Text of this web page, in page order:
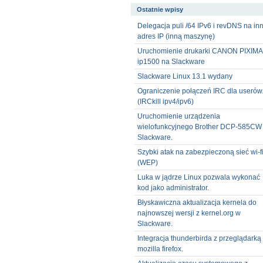
Ostatnie wpisy
Delegacja puli /64 IPv6 i revDNS na
adres IP (inną maszynę)
Uruchomienie drukarki CANON PIXIMA
ip1500 na Slackware
Slackware Linux 13.1 wydany
Ograniczenie połączeń IRC dla userów.
(IRCkill ipv4/ipv6)
Uruchomienie urządzenia
wielofunkcyjnego Brother DCP-
Slackware.
Szybki atak na zabezpieczoną sieć wi-fi
(WEP)
Luka w jądrze Linux pozwala wykonać
kod jako administrator.
Błyskawiczna aktualizacja kernela do
najnowszej wersji z kernel.org w
Slackware.
Integracja thunderbirda z przeglądarką
mozilla firefox.